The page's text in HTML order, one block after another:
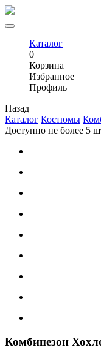
Каталог
0
Корзина
Избранное
Профиль
Назад
Каталог Костюмы
Доступно не более 5
Комбинезон